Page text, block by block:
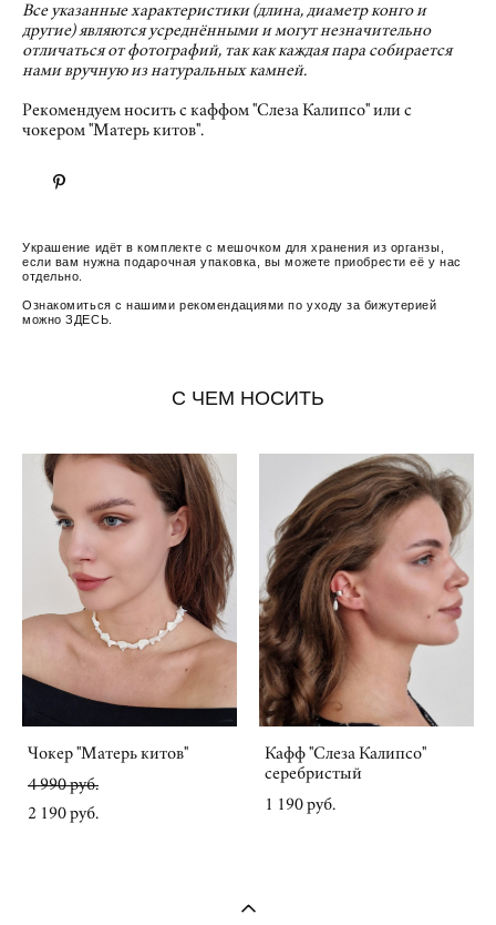
Все указанные характеристики (длина, диаметр конго и
другие) являются усреднёнными и могут незначительно
отличаться от фотографий, так как каждая пара собирается
нами вручную из натуральных камней.
Рекомендуем носить с каффом "Слеза Калипсо" или с
чокером "Матерь китов".
Украшение идёт в комплекте с мешочком для хранения из органзы,
если вам нужна подарочная упаковка, вы можете приобрести её у нас
отдельно.
Ознакомиться с нашими рекомендациями по уходу за бижутерией
можноЗДЕСЬ
С ЧЕМ НОСИТЬ
Чокер "Матерь китов"
4 990 pуб.
2 190 pуб.
Кафф "Слеза Калипсо"
серебристый
1 190 pуб.